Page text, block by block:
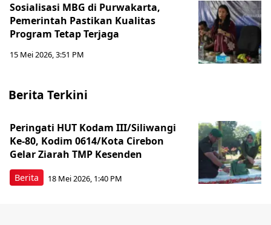
Sosialisasi MBG di Purwakarta,
Pemerintah Pastikan Kualitas
Program Tetap Terjaga
15 Mei 2026, 3:51 PM
Berita Terkini
Berita
Peringati HUT Kodam III/Siliwangi
Ke-80, Kodim 0614/Kota Cirebon
Gelar Ziarah TMP Kesenden
18 Mei 2026, 1:40 PM